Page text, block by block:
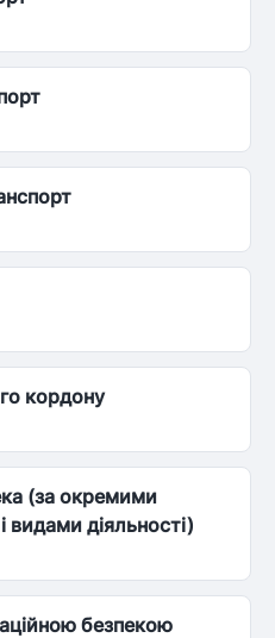
кордону
(за окремими
видами діяльності)
безпекою